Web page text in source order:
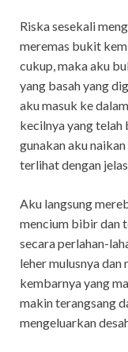
Riska sesekali
meremas bukit
cukup, maka aku
yang basah yang
aku masuk ke
kecilnya yang telah
gunakan aku
terlihat dengan
Aku langsung
mencium bibir dan
secara perlahan-
leher mulusnya dan
kembarnya yang
makin terangsang
mengeluarkan